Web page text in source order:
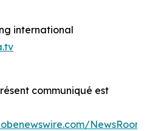
international
communiqué est